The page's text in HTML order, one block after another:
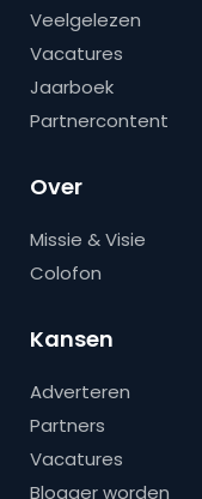
Veelgelezen
Vacatures
Jaarboek
Partnercontent
Over
Missie & Visie
Colofon
Kansen
Adverteren
Partners
Vacatures
Blogger worden